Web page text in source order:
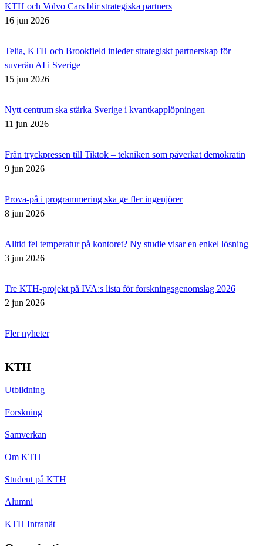
KTH och Volvo Cars blir strategiska partners
16 jun 2026
Telia, KTH och Brookfield inleder strategiskt partnerskap för
suverän AI i Sverige
15 jun 2026
Nytt centrum ska stärka Sverige i kvantkapplöpningen
11 jun 2026
Från tryckpressen till Tiktok – tekniken som påverkat demokratin
9 jun 2026
Prova-på i programmering ska ge fler ingenjörer
8 jun 2026
Alltid fel temperatur på kontoret? Ny studie visar en enkel lösning
3 jun 2026
Tre KTH-projekt på IVA:s lista för forskningsgenomslag 2026
2 jun 2026
Fler nyheter
KTH
Utbildning
Forskning
Samverkan
Om KTH
Student på KTH
Alumni
KTH Intranät